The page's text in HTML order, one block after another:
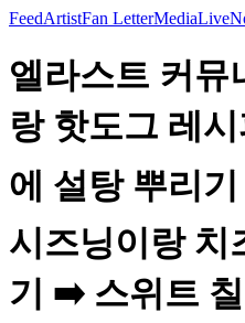
FeedArtistFan LetterMediaLive
엘라스트 커뮤
랑 핫도그 레
에 설탕 뿌리
시즈닝이랑 치
기 ➡️ 스위트